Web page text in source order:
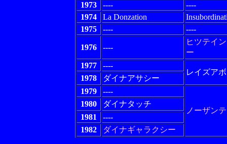
1973
----
----
1974
La Donzation
1975
---- ----
1976 ----
ヒツテイ
ー
1977
----
レイズア
1978
ダイナアサシー
1979
----
ノーザン
1980
ダイナタッチ
1981
----
1982
ダイナギャラクシー